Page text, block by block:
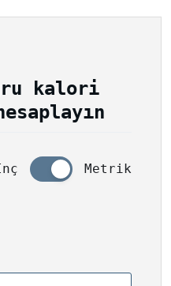
kalori
Metrik